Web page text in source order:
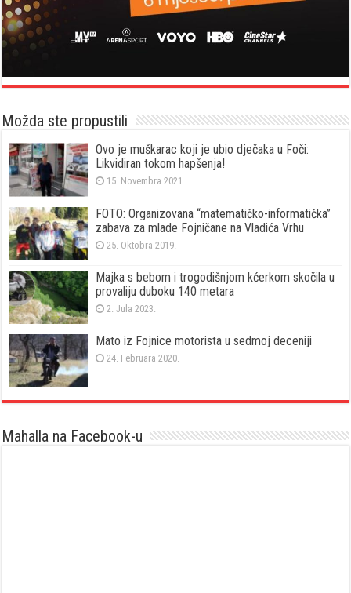
Možda ste propustili
Ovo je muškarac koji je ubio dječaka u Foči:
Likvidiran tokom hapšenja!
15. Novembra 2021.
FOTO: Organizovana “matematičko-informatička”
zabava za mlade Fojničane na Vladića Vrhu
25. Oktobra 2019.
Majka s bebom i trogodišnjom kćerkom skočila u
provaliju duboku 140 metara
2. Jula 2023.
Mato iz Fojnice motorista u sedmoj deceniji
24. Februara 2020.
Mahalla na Facebook-u